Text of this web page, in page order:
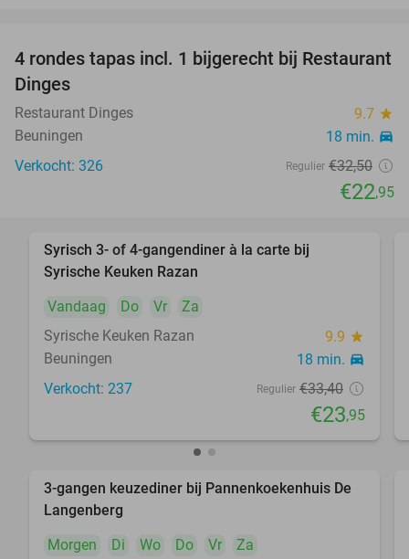
29%
4 rondes tapas incl. 1 bijgerecht bij Restaurant
Dinges
Restaurant Dinges 9.7 star
Beuningen 18 min. directions_car
Verkocht: 326 Regulier €32,50
€22,95
Syrisch 3- of 4-gangendiner à la carte bij
Syrische Keuken Razan
Vandaag
Do Vr
Za
Syrische Keuken Razan
9.9 star
Beuningen 18 min. directions_car
Verkocht: 237 Regulier €33,40
€23,95
42%
3-gangen keuzediner bij Pannenkoekenhuis De
Langenberg
Morgen
Di Wo Do Vr
Za